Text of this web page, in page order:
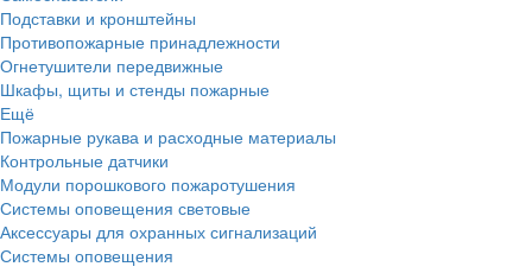
Подставки и кронштейны
Противопожарные принадлежности
Огнетушители передвижные
Шкафы, щиты и стенды пожарные
Ещё
Пожарные рукава и расходные материалы
Контрольные датчики
Модули порошкового пожаротушения
Системы оповещения световые
Аксессуары для охранных сигнализаций
Системы оповещения